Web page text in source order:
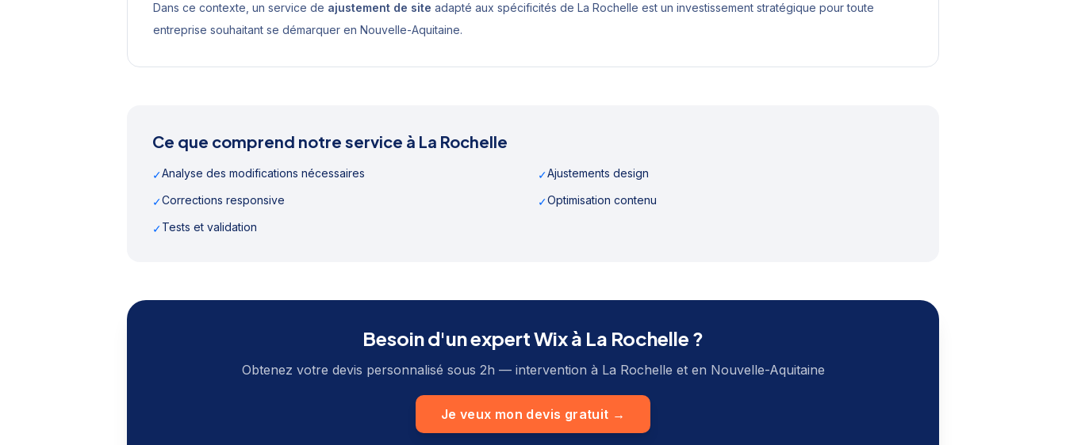
Dans ce contexte, un service de ajustement de site adapté aux spécificités de La Rochelle est un investissement stratégique pour toute
entreprise souhaitant se démarquer en Nouvelle-Aquitaine.
Ce que comprend notre service à La Rochelle
✓Analyse des modifications nécessaires ✓Ajustements design
✓Corrections responsive ✓Optimisation contenu
✓Tests et validation
Besoin d'un expert Wix à La Rochelle ?
Obtenez votre devis personnalisé sous 2h — intervention à La Rochelle et en Nouvelle-Aquitaine
Je veux mon devis gratuit →